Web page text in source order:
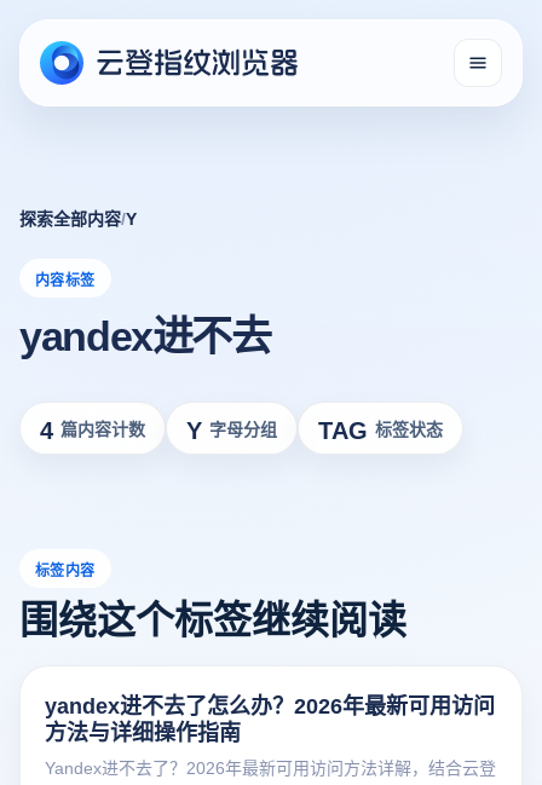
探索全部内容/Y
内容标签
yandex进不去
4 篇内容计数 Y 字母分组 TAG 标签状态
标签内容
围绕这个标签继续阅读
yandex进不去了怎么办？2026年最新可用访问
方法与详细操作指南
Yandex进不去了？2026年最新可用访问方法详解，结合云登